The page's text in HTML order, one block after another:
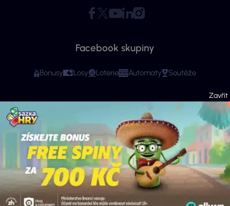
Facebook skupiny
Bonusy Losy Loterie Automaty Soutěže
Copyright © 2026 - Všechna práva vyhrazena. Vyhraj.cz | Ministerstvo financí
varuje: Účastí na hazardní hře může vzniknout závislost! Stránky mají čistě
informační charakter. Veškeré informace se týkají osob starších 18 let.
Provozovatelem webu je ExeMedia s.r.o. se sídlem Kurzova 2222/16, Stodůlky,
155 00 Praha 5 (IČO: 13992228, DIČ: CZ13992228) · Kontakt:info@vyhraj.cz